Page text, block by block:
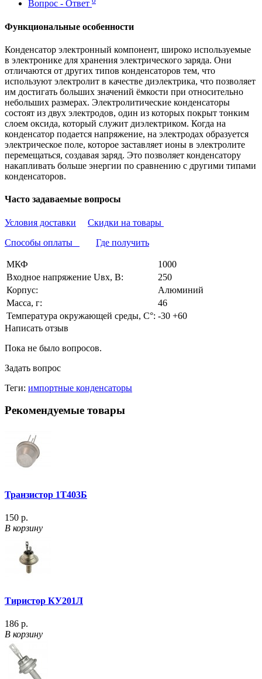
Вопрос - Ответ
Функциональные особенности
Конденсатор электронный компонент, широко используемые
в электронике для хранения электрического заряда. Они
отличаются от других типов конденсаторов тем, что
используют электролит в качестве диэлектрика, что позволяет
им достигать больших значений ёмкости при относительно
небольших размерах. Электролитические конденсаторы
состоят из двух электродов, один из которых покрыт тонким
слоем оксида, который служит диэлектриком. Когда на
конденсатор подается напряжение, на электродах образуется
электрическое поле, которое заставляет ионы в электролите
перемещаться, создавая заряд. Это позволяет конденсатору
накапливать больше энергии по сравнению с другими типами
конденсаторов.
Часто задаваемые вопросы
Условия доставки
Скидки на товары
Способы оплаты
Где получить
МКФ
1000
Входное напряжение Uвх, В:
250
Корпус:
Алюминий
Масса, г:
46
Температура окружающей среды, С°: -30 +60
Написать отзыв
Пока не было вопросов.
Задать вопрос
Теги: импортные конденсаторы
Рекомендуемые товары
Транзистор 1Т403Б
150 р.
В корзину
Тиристор КУ201Л
186 р.
В корзину